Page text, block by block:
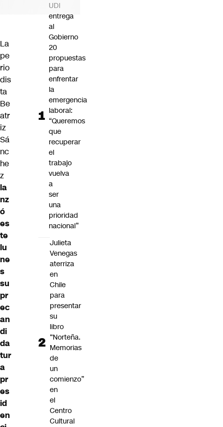
La
pe
rio
dis
ta
Be
atr
iz
Sá
nc
he
z
la
nz
ó
es
te
lu
ne
s
su
pr
ec
an
di
da
tur
a
pr
es
id
en
UDI
entrega
al
Gobierno
20
propuestas
para
enfrentar
la
emergencia
laboral:
“Queremos
que
recuperar
el
trabajo
vuelva
a
ser
una
prioridad
nacional”
Julieta
Venegas
aterriza
en
Chile
para
presentar
su
libro
“Norteña.
Memorias
de
un
comienzo”
en
el
Centro
Cultural